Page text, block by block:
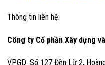
Thông tin liên hệ:
Công ty Cổ phần Xây dựng
VPGD: Số 127 Đền Lừ 2,